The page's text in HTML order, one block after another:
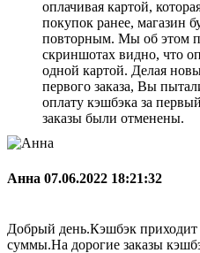
оплачивая картой,
покупок ранее, магазин
повторным. Мы об этом
скриншотах видно, что
одной картой. Делая
первого заказа, Вы
оплату кэшбэка за
заказы были отменены.
Анна 07.06.2022 18:21:32
Добрый день.Кэшбэк приходит
суммы.На дорогие заказы